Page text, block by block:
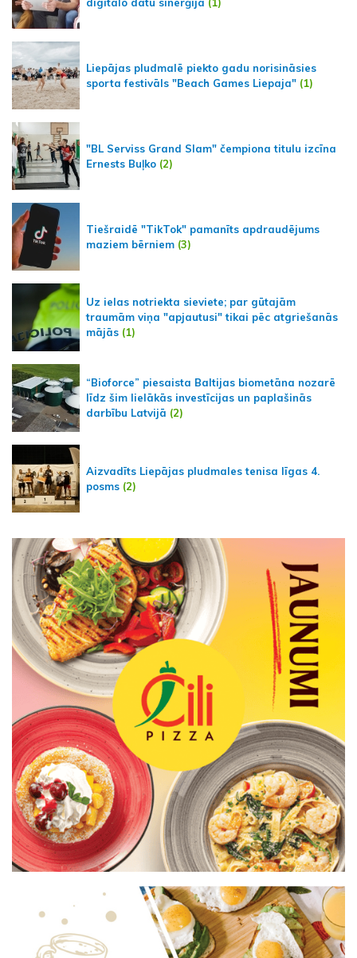
Liepājas pludmalē piekto gadu norisināsies
sporta festivāls "Beach Games Liepaja" (1)
"BL Serviss Grand Slam" čempiona titulu izcīna
Ernests Buļko (2)
Tiešraidē "TikTok" pamanīts apdraudējums
maziem bērniem (3)
Uz ielas notriekta sieviete; par gūtajām
traumām viņa "apjautusi" tikai pēc atgriešanās
mājās (1)
“Bioforce” piesaista Baltijas biometāna nozarē
līdz šim lielākās investīcijas un paplašinās
darbību Latvijā (2)
Aizvadīts Liepājas pludmales tenisa līgas 4.
posms (2)